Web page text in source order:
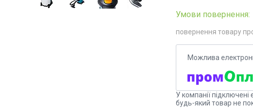
повернення товару
У компанії
будь-який товар не